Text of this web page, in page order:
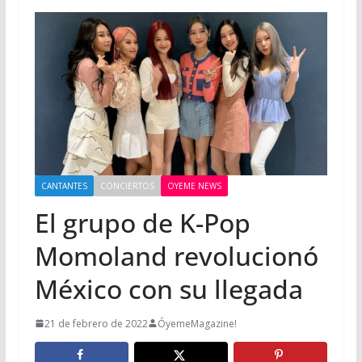
CANTANTES CONCIERTOS OYEME NEWS
El grupo de K-Pop
Momoland revolucionó
México con su llegada
21 de febrero de 2022 ÓyemeMagazine!